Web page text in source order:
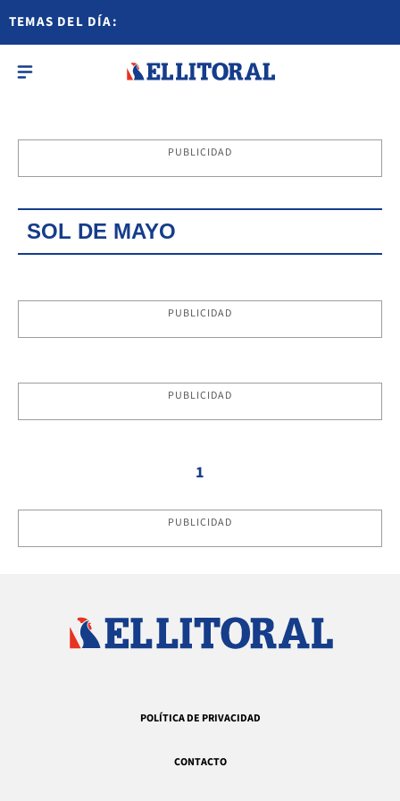
TEMAS DEL DÍA:
PUBLICIDAD
SOL DE MAYO
PUBLICIDAD
PUBLICIDAD
1
PUBLICIDAD
POLÍTICA DE PRIVACIDAD
CONTACTO